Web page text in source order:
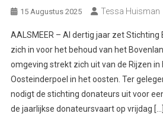
15 Augustus 2025 Tessa Huisman
AALSMEER – Al dertig jaar zet
zich in voor het behoud van het
omgeving strekt zich uit van de Rijzen
Oosteinderpoel in het oosten. Ter
nodigt de stichting donateurs uit voor
de jaarlijkse donateursvaart op vrijdag […]